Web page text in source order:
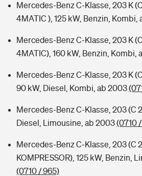
Mercedes-Benz C-Klasse, 203 K
4MATIC ), 125 kW, Benzin, Kombi,
Mercedes-Benz C-Klasse, 203 K
4MATIC), 160 kW, Benzin, Kombi,
Mercedes-Benz C-Klasse, 203 K
90 kW, Diesel, Kombi, ab 2003
Mercedes-Benz C-Klasse, 203 (C
Diesel, Limousine, ab 2003(0710
Mercedes-Benz C-Klasse, 203 (C
KOMPRESSOR), 125 kW, Benzin,
(0710 / 965)